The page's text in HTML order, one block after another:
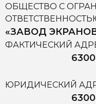
ОБЩЕСТВО С
«ЗАВОД
ФАКТИЧЕСКИЙ
ЮРИДИЧЕСКИЙ